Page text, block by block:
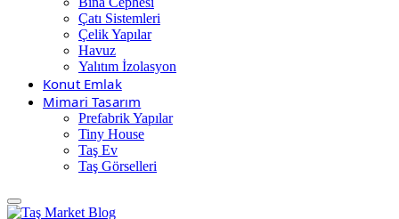
Çatı Sistemleri
Çelik Yapılar
Havuz
Yalıtım İzolasyon
Konut Emlak
Mimari Tasarım
Prefabrik Yapılar
Tiny House
Taş Ev
Taş Görselleri